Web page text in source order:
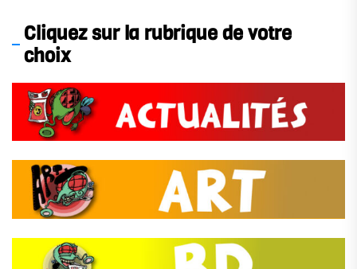
Cliquez sur la rubrique de votre
choix